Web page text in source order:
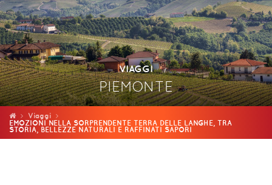
VIAGGI
PIEMONTE
Viaggi
EMOZIONI NELLA SORPRENDENTE TERRA DELLE LANGHE, TRA
STORIA, BELLEZZE NATURALI E RAFFINATI SAPORI